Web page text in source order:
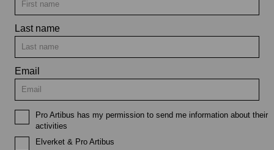
Last name
Email
Pro Artibus has my permission to send me information about their
activities
Elverket & Pro Artibus